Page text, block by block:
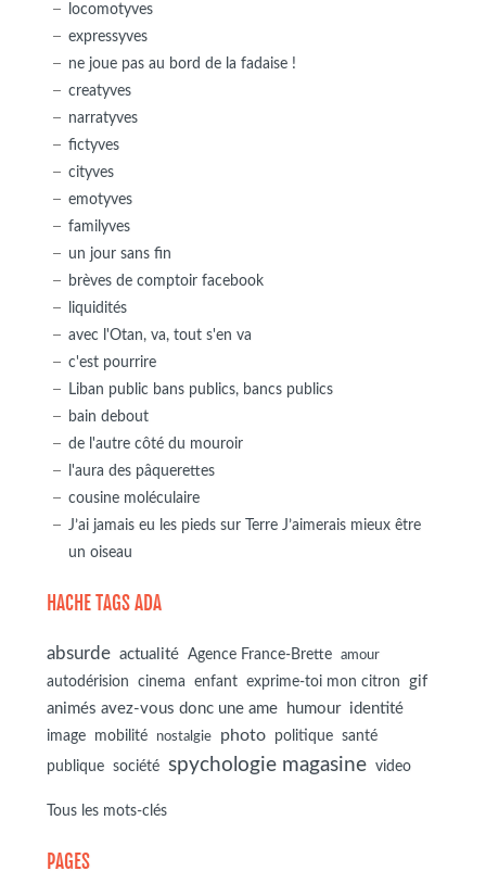
locomotyves
expressyves
ne joue pas au bord de la fadaise !
creatyves
narratyves
fictyves
cityves
emotyves
familyves
un jour sans fin
brèves de comptoir facebook
liquidités
avec l'Otan, va, tout s'en va
c'est pourrire
Liban public bans publics, bancs publics
bain debout
de l'autre côté du mouroir
l'aura des pâquerettes
cousine moléculaire
J’ai jamais eu les pieds sur Terre J’aimerais mieux être
un oiseau
HACHE TAGS ADA
absurde actualité Agence France-Brette amour
autodérision cinema enfant exprime-toi mon citron
gif
animés avez-vous donc une ame
humour identité
image mobilité nostalgie photo politique
santé
publique
société spychologie magasine video
Tous les mots-clés
PAGES